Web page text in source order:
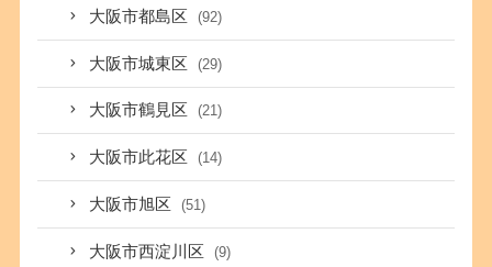
大阪市都島区 (92)
大阪市城東区 (29)
大阪市鶴見区 (21)
大阪市此花区 (14)
大阪市旭区 (51)
大阪市西淀川区 (9)